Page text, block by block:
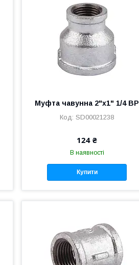
Муфта чавунна 2"х1" 1/4 ВР
SD00021238
124 ₴
В наявності
Купити